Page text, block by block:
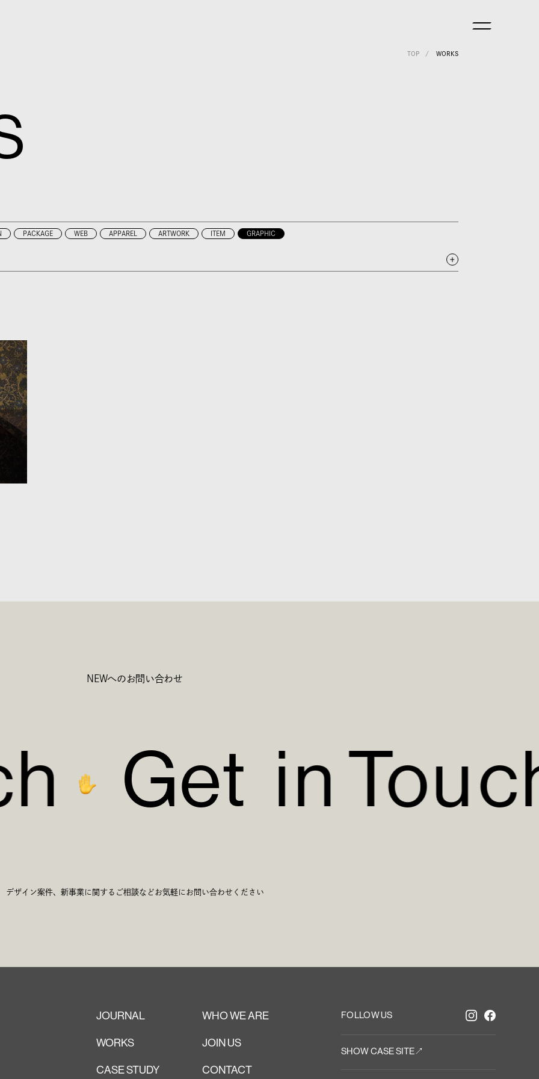
TOP WORKS
PACKAGE WEB APPAREL ARTWORK ITEM GRAPHIC
NEWへのお問い合わせ
h
ch
Get in Touc
Get
デザイン案件、新事業に関するご相談などお気軽にお問い合わせください
JOURNAL WHO WE ARE
WORKS JOIN US
CASE STUDY CONTACT
FOLLOW US
SHOW CASE SITE↗︎